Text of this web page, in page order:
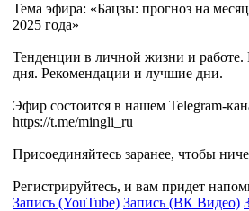
Тема эфира: «Бацзы: прогноз на
2025 года»
Тенденции в личной жизни и работе.
дня. Рекомендации и лучшие дни.
Эфир состоится в нашем Telegram-
https://t.me/mingli_ru
Присоединяйтесь заранее, чтобы
Регистрируйтесь, и вам придет
Запись (YouTube) Запись (ВК Видео)